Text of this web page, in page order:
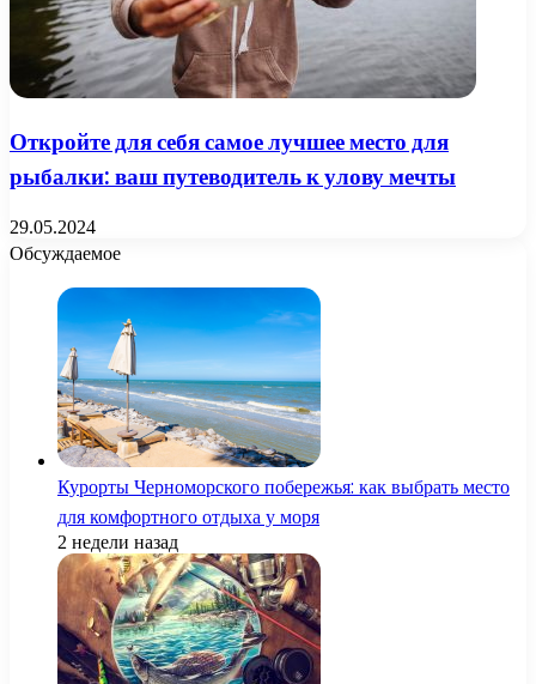
Откройте для себя самое лучшее место для
рыбалки: ваш путеводитель к улову мечты
29.05.2024
Обсуждаемое
Курорты Черноморского побережья: как выбрать место
для комфортного отдыха у моря
2 недели назад